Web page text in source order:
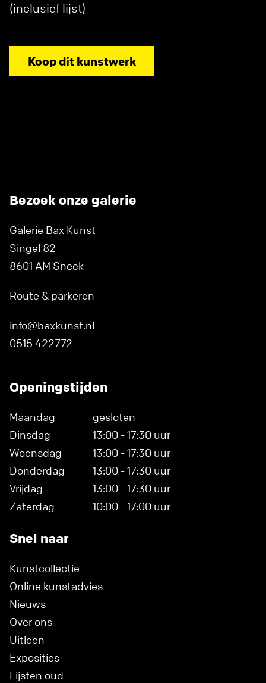
(inclusief lijst)
Koop dit kunstwerk
Bezoek onze galerie
Galerie Bax Kunst
Singel 82
8601 AM Sneek
Route & parkeren
info@baxkunst.nl
0515 422772
Openingstijden
Maandag
gesloten
Dinsdag
13:00 - 17:30 uur
Woensdag
13:00 - 17:30 uur
Donderdag
13:00 - 17:30 uur
Vrijdag
13:00 - 17:30 uur
Zaterdag
10:00 - 17:00 uur
Snel naar
Kunstcollectie
Online kunstadvies
Nieuws
Over ons
Uitleen
Exposities
Lijsten oud